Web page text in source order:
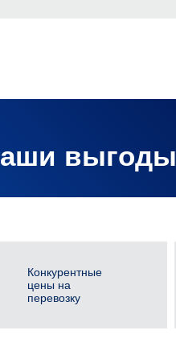
выгоды
Конкурентные
цены на
перевозку